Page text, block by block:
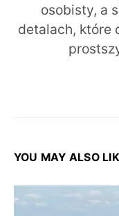
osobisty, a
detalach, które
YOU MAY ALSO